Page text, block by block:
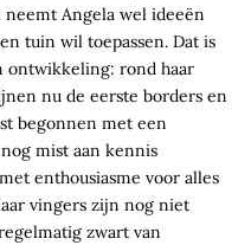
neemt Angela wel ideeën
tuin wil toepassen. Dat is
ontwikkeling: rond haar
nu de eerste borders en
begonnen met een
mist aan kennis
enthousiasme voor alles
vingers zijn nog niet
zwart van